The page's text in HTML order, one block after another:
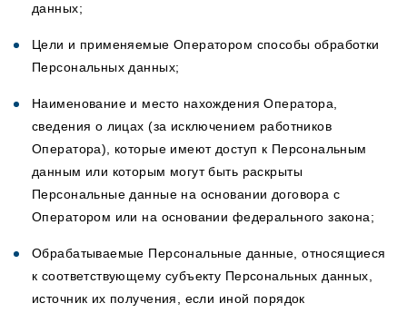
данных;
Цели и применяемые Оператором способы обработки
Персональных данных;
Наименование и место нахождения Оператора,
сведения о лицах (за исключением работников
Оператора), которые имеют доступ к Персональным
данным или которым могут быть раскрыты
Персональные данные на основании договора с
Оператором или на основании федерального закона;
Обрабатываемые Персональные данные, относящиеся
к соответствующему субъекту Персональных данных,
источник их получения, если иной порядок